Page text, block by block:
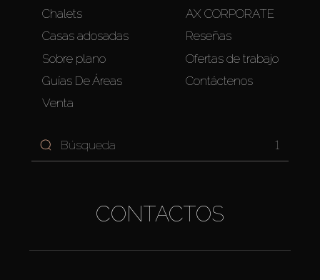
Chalets
Casas adosadas
Sobre plano
Guías De Áreas
Venta
AX CORPORATE
Reseñas
Ofertas de trabajo
Contáctenos
1
CONTACTOS